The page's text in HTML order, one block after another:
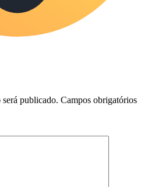
será publicado. Campos obrigatórios